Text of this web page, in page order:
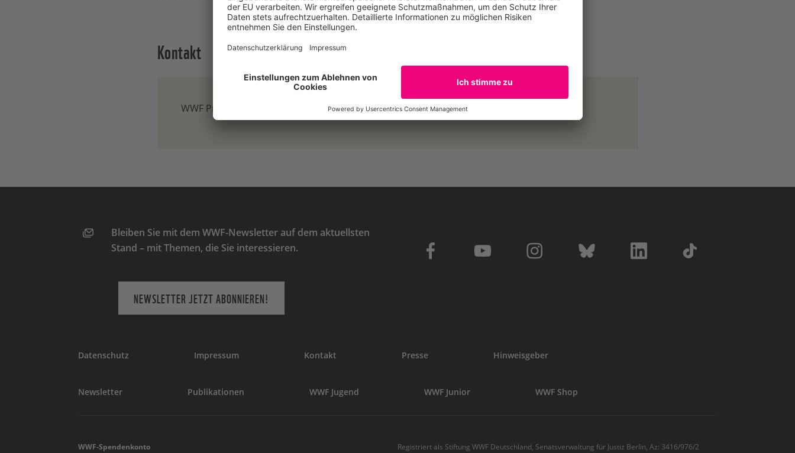
Kontakt
WWF Presse-Team E-Mail
Bleiben Sie mit dem WWF-Newsletter auf dem aktuellsten
Stand – mit Themen, die Sie interessieren.
NEWSLETTER JETZT ABONNIEREN!
Datenschutz Impressum Kontakt Presse Hinweisgeber
Newsletter Publikationen WWF Jugend WWF Junior WWF Shop
WWF-Spendenkonto
Registriert als Stiftung WWF Deutschland, Senatsverwaltung für Justiz Berlin, Az: 3416/976/2